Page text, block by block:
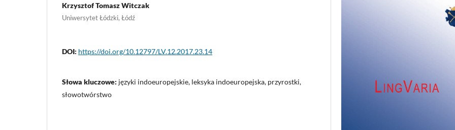
Krzysztof Tomasz Witczak
Uniwersytet Łódzki, Łódź
DOI: https://doi.org/10.12797/LV.12.2017.23.14
Słowa kluczowe: języki indoeuropejskie, leksyka indoeuropejska, przyrostki,
słowotwórstwo